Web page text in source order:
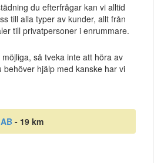
du efterfrågar kan vi alltid
till alla typer av kunder, allt från
till privatpersoner i enrummare.
så tveka inte att höra av
hjälp med kanske har vi
- 19 km